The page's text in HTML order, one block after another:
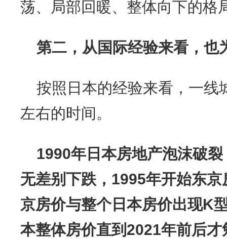
荡、局部回暖、整体向下的格
第二，从国际经验来看，也
按照日本的经验来看，一线
左右的时间。
1990年日本房地产泡沫破
无差别下跌，1995年开始东
京房价与整个日本房价出现K
本整体房价直到2021年前后